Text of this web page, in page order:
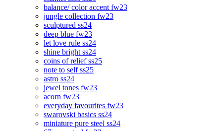
balance/ color accent fw23
jungle collection fw23
sculptured ss24
deep blue fw23
let love rule ss24
shine bright ss24
coins of relief ss25
note to self ss25
astro ss24
jewel tones fw23
acorn fw23
everyday favourites fw23
swarovski basics ss24
miniature pure steel ss24